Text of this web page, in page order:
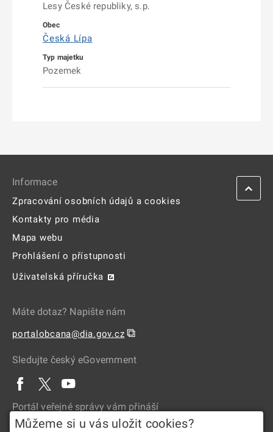
Lesy České republiky, s.p.
Česká Lípa
Pozemek
Informace
Zpracování osobních údajů a cookies
Kontakty pro média
Mapa webu
Prohlášení o přístupnosti
Uživatelská příručka
Máte dotaz? Napište nám
portalobcana@dia.gov.cz ⧉
Sledujte český eGovernment
Portál veřejné správy vám přináší
Můžeme si u vás uložit cookies?